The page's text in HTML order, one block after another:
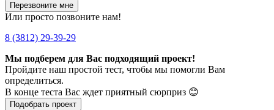
Перезвоните мне
Или просто позвоните нам!
8 (3812) 29-39-29
Мы подберем для Вас подходящий проект!
Пройдите наш простой тест, чтобы мы помогли Вам
определиться.
В конце теста Вас ждет приятный сюрприз 😊
Подобрать проект